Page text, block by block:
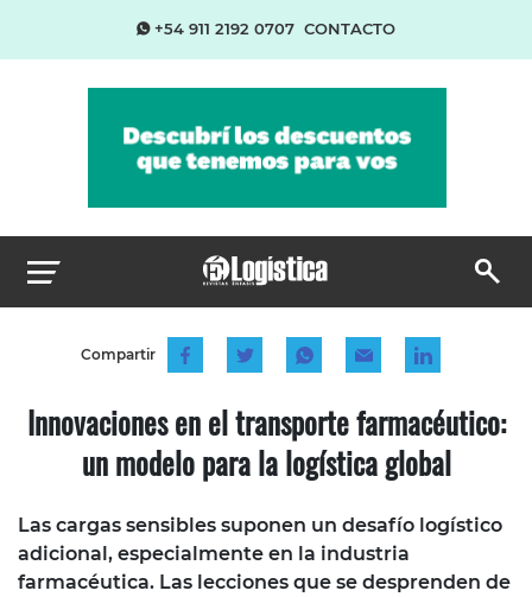
+54 911 2192 0707 CONTACTO
Compartir
Innovaciones en el transporte farmacéutico:
un modelo para la logística global
Las cargas sensibles suponen un desafío logístico
adicional, especialmente en la industria
farmacéutica. Las lecciones que se desprenden de